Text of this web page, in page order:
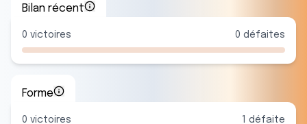
Bilan récent
0 victoires 0 défaites
Forme
0 victoires défaite